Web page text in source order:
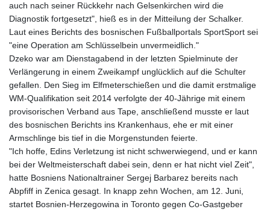
auch nach seiner Rückkehr nach Gelsenkirchen wird die
Diagnostik fortgesetzt", hieß es in der Mitteilung der Schalker.
Laut eines Berichts des bosnischen Fußballportals SportSport sei
"eine Operation am Schlüsselbein unvermeidlich."
Dzeko war am Dienstagabend in der letzten Spielminute der
Verlängerung in einem Zweikampf unglücklich auf die Schulter
gefallen. Den Sieg im Elfmeterschießen und die damit erstmalige
WM-Qualifikation seit 2014 verfolgte der 40-Jährige mit einem
provisorischen Verband aus Tape, anschließend musste er laut
des bosnischen Berichts ins Krankenhaus, ehe er mit einer
Armschlinge bis tief in die Morgenstunden feierte.
"Ich hoffe, Edins Verletzung ist nicht schwerwiegend, und er kann
bei der Weltmeisterschaft dabei sein, denn er hat nicht viel Zeit",
hatte Bosniens Nationaltrainer Sergej Barbarez bereits nach
Abpfiff in Zenica gesagt. In knapp zehn Wochen, am 12. Juni,
startet Bosnien-Herzegowina in Toronto gegen Co-Gastgeber